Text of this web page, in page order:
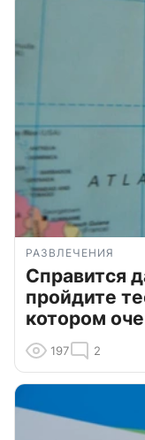
РАЗВЛЕЧЕНИЯ
Справится
пройдите
котором
197 2